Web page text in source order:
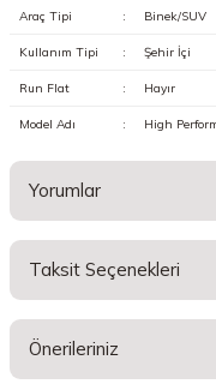
Araç Tipi : Binek/SUV
Kullanım Tipi : Şehir İçi
Run Flat : Hayır
Model Adı : High
Yorumlar
Taksit Seçenekleri
Önerileriniz